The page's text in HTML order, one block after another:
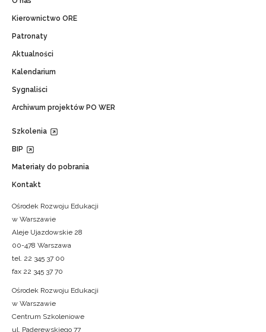
Kierownictwo ORE
Patronaty
Aktualności
Kalendarium
Sygnaliści
Archiwum projektów PO WER
Szkolenia
BIP
Materiały do pobrania
Kontakt
Ośrodek Rozwoju Edukacji
w Warszawie
Aleje Ujazdowskie 28
00-478 Warszawa
tel. 22 345 37 00
fax 22 345 37 70
Ośrodek Rozwoju Edukacji
w Warszawie
Centrum Szkoleniowe
ul. Paderewskiego 77